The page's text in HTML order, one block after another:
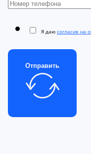
Я даю согласие на
Отправить